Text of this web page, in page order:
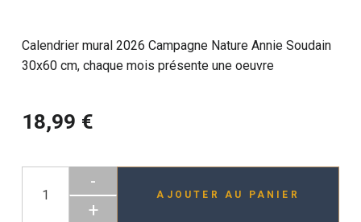
Calendrier mural 2026 Campagne Nature Annie Soudain
30x60 cm, chaque mois présente une oeuvre
18,99 €
-
+
AJOUTER AU PANIER